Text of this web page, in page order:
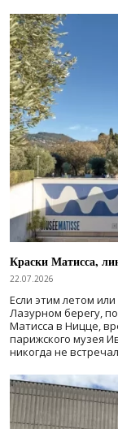
Краски Матисса,
22.07.2026
Если этим летом
Лазурном берегу,
Матисса в Ницце,
парижского музея
никогда не